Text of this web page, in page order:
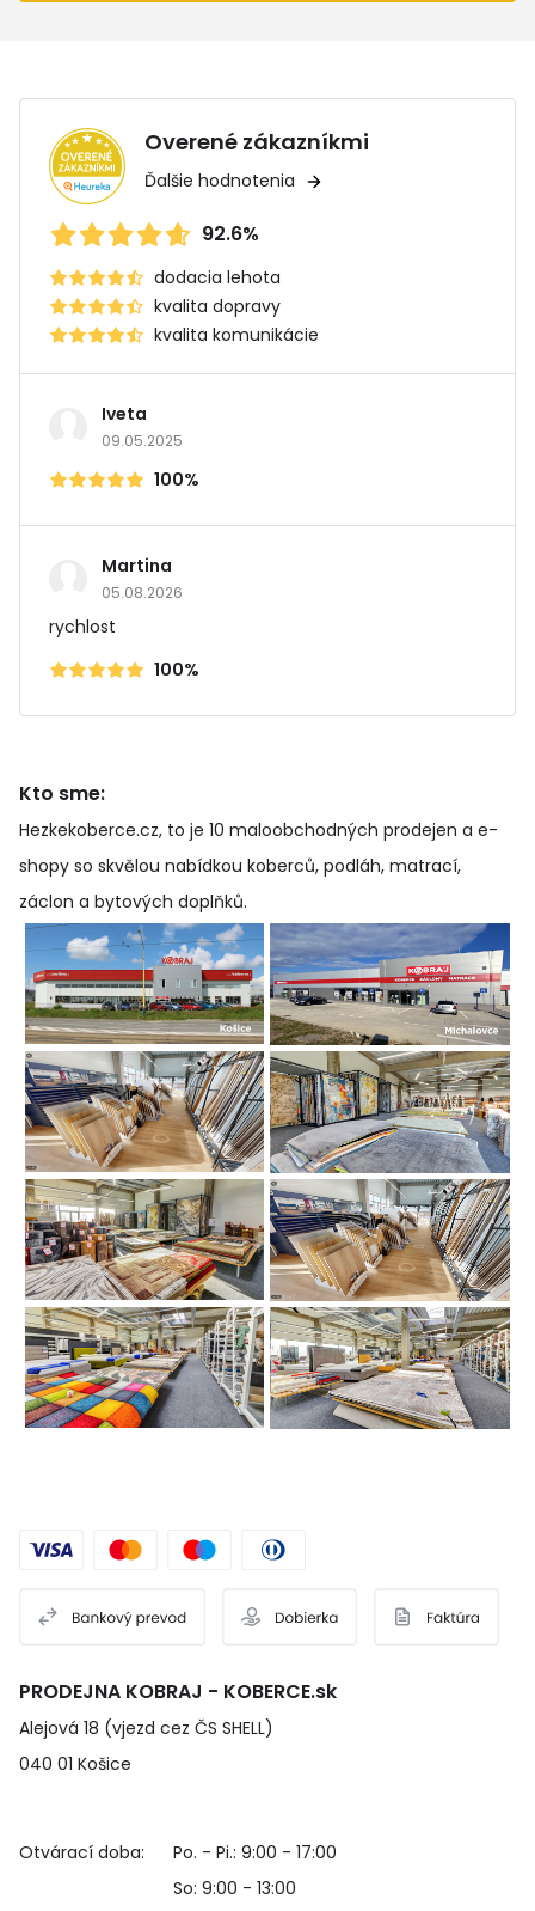
Overené zákazníkmi
Ďalšie hodnotenia
92.6%
dodacia lehota
kvalita dopravy
kvalita komunikácie
Iveta
09.05.2025
100%
Martina
05.08.2026
rychlost
100%
Kto sme:
Hezkekoberce.cz, to je 10 maloobchodných prodejen a e-
shopy so skvělou nabídkou koberců, podláh, matrací,
záclon a bytových doplňků.
PRODEJNA KOBRAJ - KOBERCE.sk
Alejová 18 (vjezd cez ČS SHELL)
040 01 Košice
Otvárací doba:
Po. - Pi.: 9:00 - 17:00
So: 9:00 - 13:00